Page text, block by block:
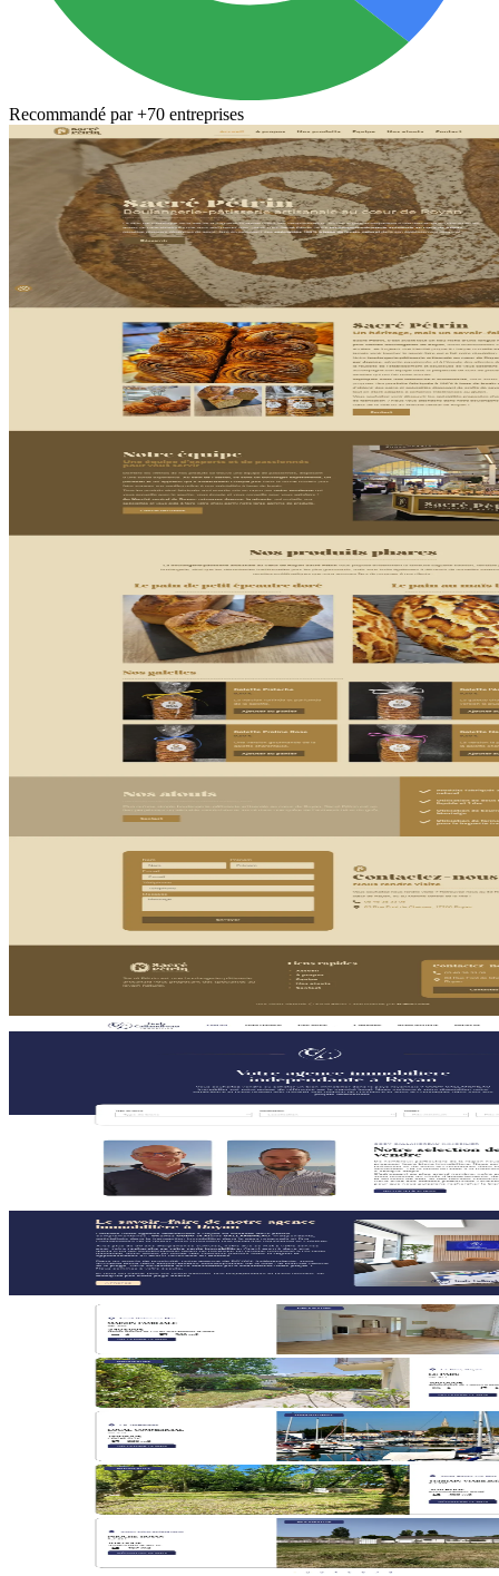
Recommandé par+70 entreprises